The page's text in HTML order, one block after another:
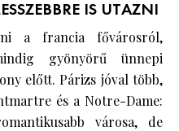
IS UTAZNI
a francia fővárosról,
gyönyörű ünnepi
előtt. Párizs jóval több,
és a Notre-Dame:
városa, de